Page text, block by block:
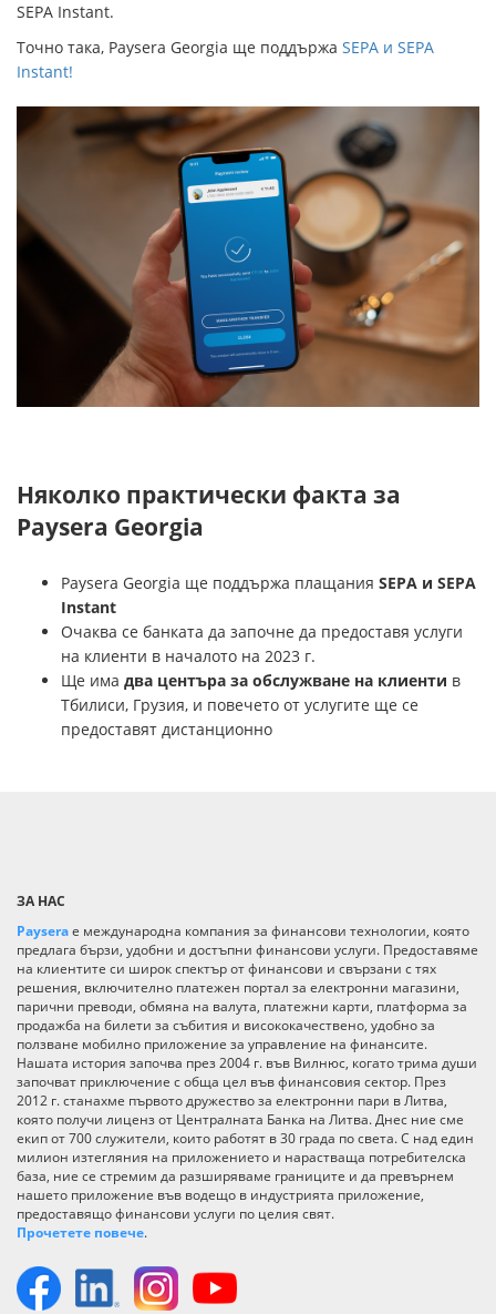
SEPA Instant.
Точно така, Paysera Georgia ще поддържа SEPA и SEPA
Instant!
Няколко практически факта за
Paysera Georgia
Paysera Georgia ще поддържа плащания SEPA и SEPA
Instant
Очаква се банката да започне да предоставя услуги
на клиенти в началото на 2023 г.
Ще има два центъра за обслужване на клиенти в
Тбилиси, Грузия, и повечето от услугите ще се
предоставят дистанционно
ЗА НАС
Payseraе международна компания за финансови технологии, която
предлага бързи, удобни и достъпни финансови услуги. Предоставяме
на клиентите си широк спектър от финансови и свързани с тях
решения, включително платежен портал за електронни магазини,
парични преводи, обмяна на валута, платежни карти, платформа за
продажба на билети за събития и висококачествено, удобно за
ползване мобилно приложение за управление на финансите.
Нашата история започва през 2004 г. във Вилнюс, когато трима души
започват приключение с обща цел във финансовия сектор. През
2012 г. станахме първото дружество за електронни пари в Литва,
която получи лиценз от Централната Банка на Литва. Днес ние сме
екип от 700 служители, които работят в 30 града по света. С над един
милион изтегляния на приложението и нарастваща потребителска
база, ние се стремим да разширяваме границите и да превърнем
нашето приложение във водещо в индустрията приложение,
предоставящо финансови услуги по целия свят.
Прочетете повече.